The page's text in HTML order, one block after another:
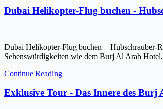
Dubai Helikopter-Flug buchen -
Dubai Helikopter-Flug buchen – Hubschrauber-
Sehenswürdigkeiten wie dem Burj Al Arab
Continue Reading
Exklusive Tour - Das Innere des